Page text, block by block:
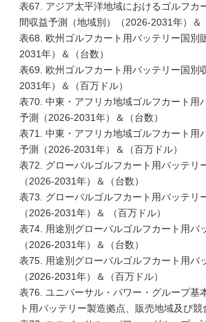
表67. アジア太平洋地域におけるゴルフカ
間収益予測（地域別）（2026-2031年）＆
表68. 欧州ゴルフカート用バッテリー国別
2031年）＆（台数）
表69. 欧州ゴルフカート用バッテリー国別
2031年）＆（百万ドル）
表70. 中東・アフリカ地域ゴルフカート用
予測（2026-2031年）＆（台数）
表71. 中東・アフリカ地域ゴルフカート用
予測（2026-2031年）＆（百万ドル）
表72. グローバルゴルフカート用バッテリ
（2026-2031年）＆（台数）
表73. グローバルゴルフカート用バッテリ
（2026-2031年）＆ （百万ドル）
表74. 用途別グローバルゴルフカート用バ
（2026-2031年）＆（台数）
表75. 用途別グローバルゴルフカート用バ
（2026-2031年）＆（百万ドル）
表76. ユニバーサル・パワー・グループ基
ト用バッテリー製造拠点、販売地域及び競